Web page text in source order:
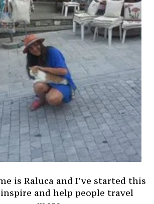
is Raluca and I’ve started this
and help people travel